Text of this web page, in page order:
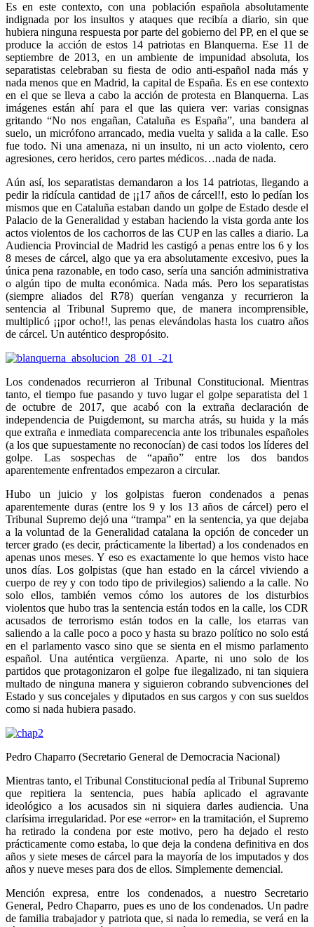
Es en este contexto, con una población española absolutamente
indignada por los insultos y ataques que recibía a diario, sin que
hubiera ninguna respuesta por parte del gobierno del PP, en el que se
produce la acción de estos 14 patriotas en Blanquerna. Ese 11 de
septiembre de 2013, en un ambiente de impunidad absoluta, los
separatistas celebraban su fiesta de odio anti-español nada más y
nada menos que en Madrid, la capital de España. Es en ese contexto
en el que se lleva a cabo la acción de protesta en Blanquerna. Las
imágenes están ahí para el que las quiera ver: varias consignas
gritando “No nos engañan, Cataluña es España”, una bandera al
suelo, un micrófono arrancado, media vuelta y salida a la calle. Eso
fue todo. Ni una amenaza, ni un insulto, ni un acto violento, cero
agresiones, cero heridos, cero partes médicos…nada de nada.
Aún así, los separatistas demandaron a los 14 patriotas, llegando a
pedir la ridícula cantidad de ¡¡17 años de cárcel!!, esto lo pedían los
mismos que en Cataluña estaban dando un golpe de Estado desde el
Palacio de la Generalidad y estaban haciendo la vista gorda ante los
actos violentos de los cachorros de las CUP en las calles a diario. La
Audiencia Provincial de Madrid les castigó a penas entre los 6 y los
8 meses de cárcel, algo que ya era absolutamente excesivo, pues la
única pena razonable, en todo caso, sería una sanción administrativa
o algún tipo de multa económica. Nada más. Pero los separatistas
(siempre aliados del R78) querían venganza y recurrieron la
sentencia al Tribunal Supremo que, de manera incomprensible,
multiplicó ¡¡por ocho!!, las penas elevándolas hasta los cuatro años
de cárcel. Un auténtico despropósito.
Los condenados recurrieron al Tribunal Constitucional. Mientras
tanto, el tiempo fue pasando y tuvo lugar el golpe separatista del 1
de octubre de 2017, que acabó con la extraña declaración de
independencia de Puigdemont, su marcha atrás, su huida y la más
que extraña e inmediata comparecencia ante los tribunales españoles
(a los que supuestamente no reconocían) de casi todos los líderes del
golpe. Las sospechas de “apaño” entre los dos bandos
aparentemente enfrentados empezaron a circular.
Hubo un juicio y los golpistas fueron condenados a penas
aparentemente duras (entre los 9 y los 13 años de cárcel) pero el
Tribunal Supremo dejó una “trampa” en la sentencia, ya que dejaba
a la voluntad de la Generalidad catalana la opción de conceder un
tercer grado (es decir, prácticamente la libertad) a los condenados en
apenas unos meses. Y eso es exactamente lo que hemos visto hace
unos días. Los golpistas (que han estado en la cárcel viviendo a
cuerpo de rey y con todo tipo de privilegios) saliendo a la calle. No
solo ellos, también vemos cómo los autores de los disturbios
violentos que hubo tras la sentencia están todos en la calle, los CDR
acusados de terrorismo están todos en la calle, los etarras van
saliendo a la calle poco a poco y hasta su brazo político no solo está
en el parlamento vasco sino que se sienta en el mismo parlamento
español. Una auténtica vergüenza. Aparte, ni uno solo de los
partidos que protagonizaron el golpe fue ilegalizado, ni tan siquiera
multado de ninguna manera y siguieron cobrando subvenciones del
Estado y sus concejales y diputados en sus cargos y con sus sueldos
como si nada hubiera pasado.
Pedro Chaparro (Secretario General de Democracia Nacional)
Mientras tanto, el Tribunal Constitucional pedía al Tribunal Supremo
que repitiera la sentencia, pues había aplicado el agravante
ideológico a los acusados sin ni siquiera darles audiencia. Una
clarísima irregularidad. Por ese «error» en la tramitación, el Supremo
ha retirado la condena por este motivo, pero ha dejado el resto
prácticamente como estaba, lo que deja la condena definitiva en dos
años y siete meses de cárcel para la mayoría de los imputados y dos
años y nueve meses para dos de ellos. Simplemente demencial.
Mención expresa, entre los condenados, a nuestro Secretario
General, Pedro Chaparro, pues es uno de los condenados. Un padre
de familia trabajador y patriota que, si nada lo remedia, se verá en la